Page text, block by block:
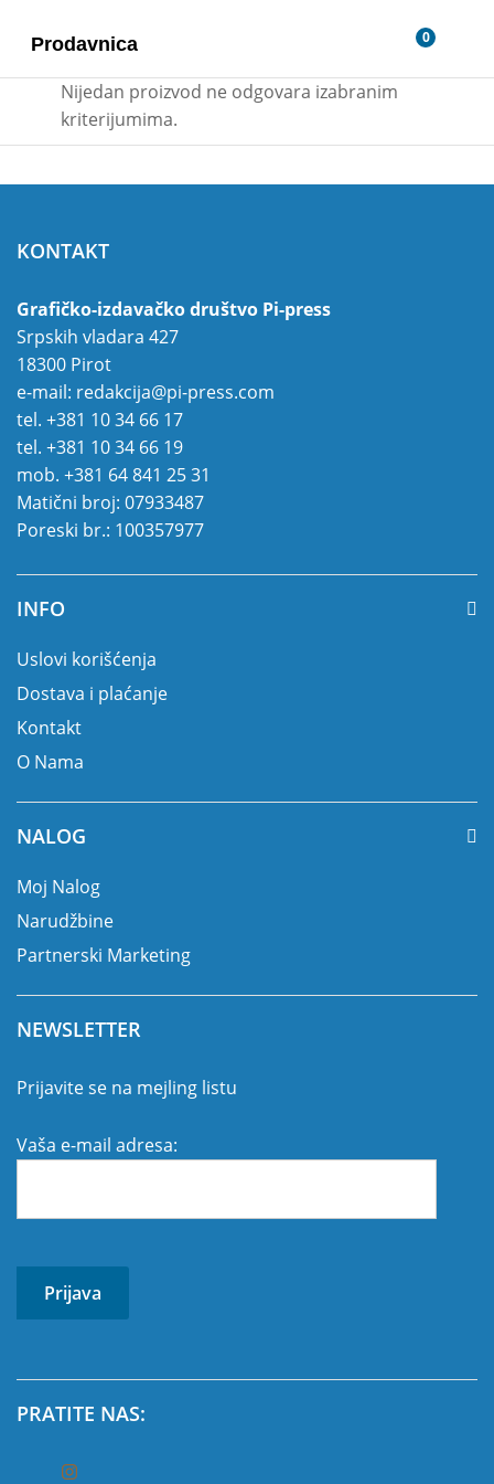
Prodavnica 0
Nijedan proizvod ne odgovara izabranim
kriterijumima.
KONTAKT
Grafičko-izdavačko društvo Pi-press
Srpskih vladara 427
18300 Pirot
e-mail: redakcija@pi-press.com
tel. +381 10 34 66 17
tel. +381 10 34 66 19
mob. +381 64 841 25 31
Matični broj: 07933487
Poreski br.: 100357977
INFO
Uslovi korišćenja
Dostava i plaćanje
Kontakt
O Nama
NALOG
Moj Nalog
Narudžbine
Partnerski Marketing
NEWSLETTER
Prijavite se na mejling listu
Vaša e-mail adresa:
PRATITE NAS: